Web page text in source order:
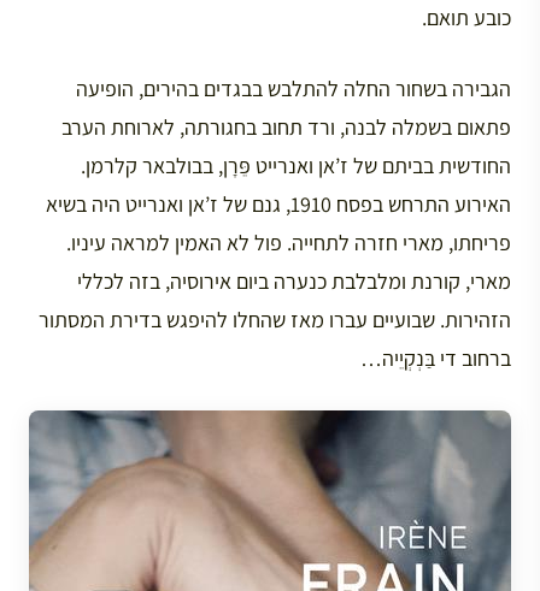
כובע תואם.
הגבירה בשחור החלה להתלבש בבגדים בהירים, הופיעה
פתאום בשמלה לבנה, ורד תחוב בחגורתה, לארוחת הערב
החודשית בביתם של ז’אן ואנרייט פֵּרָן, בבולבאר קלרמן.
האירוע התרחש בפסח 1910, גנם של ז’אן ואנרייט היה בשיא
פריחתו, מארי חזרה לתחייה. פול לא האמין למראה עיניו.
מארי, קורנת ומלבלבת כנערה ביום אירוסיה, בזה לכללי
הזהירות. שבועיים עברו מאז שהחלו להיפגש בדירת המסתור
ברחוב די בַּנְקְיֵיה…